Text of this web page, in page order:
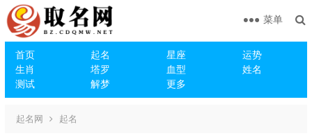
首页 起名 星座
运势
生肖
塔罗 血型
姓名
测试
解梦 更多
菜单
起名网 起名